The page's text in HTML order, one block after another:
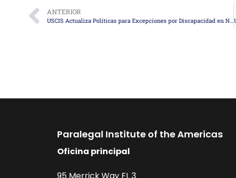
ANTERIOR
USCIS Actualiza Políticas para Excepciones por Discapacidad en Naturalización EaglePass, frontera, México, puente, cruce, permiso, expansión, carriles, tráfico, comercio, movilidad, aduana, binacional, Texas, proyecto, vial, inspección, logística, obra, 2025, infraestructura
Paralegal Institute of the Americas
Oficina principal